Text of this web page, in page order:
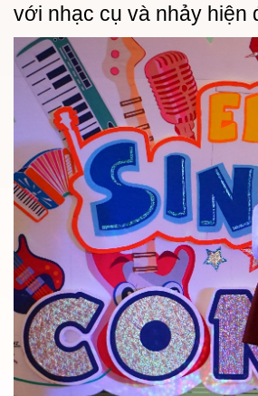
với nhạc cụ và nhảy hiện